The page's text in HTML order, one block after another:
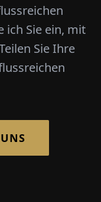
ich Sie ein, mit
Sie Ihre